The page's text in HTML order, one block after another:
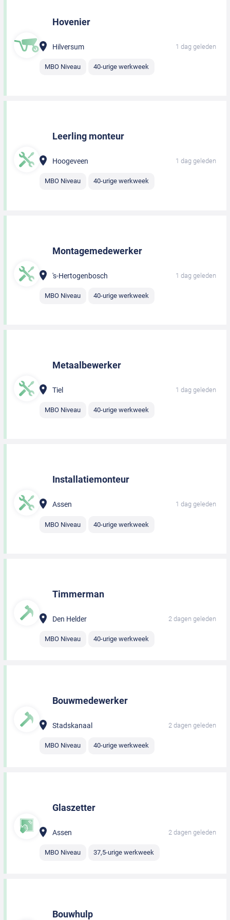
Hovenier
Hilversum 1 dag geleden
MBO Niveau 40-urige werkweek
Leerling monteur
Hoogeveen 1 dag geleden
MBO Niveau 40-urige werkweek
Montagemedewerker
's-Hertogenbosch 1 dag geleden
MBO Niveau 40-urige werkweek
Metaalbewerker
Tiel 1 dag geleden
MBO Niveau 40-urige werkweek
Installatiemonteur
Assen 1 dag geleden
MBO Niveau 40-urige werkweek
Timmerman
Den Helder 2 dagen geleden
MBO Niveau 40-urige werkweek
Bouwmedewerker
Stadskanaal 2 dagen geleden
MBO Niveau 40-urige werkweek
Glaszetter
Assen 2 dagen geleden
MBO Niveau 37,5-urige werkweek
Bouwhulp